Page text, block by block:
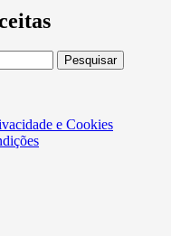
e Cookies